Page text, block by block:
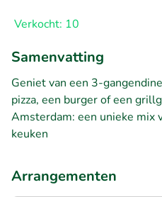
Verkocht: 10
Samenvatting
Geniet van een 3-
pizza, een burger of een
Amsterdam: een unieke mix
keuken
Arrangementen